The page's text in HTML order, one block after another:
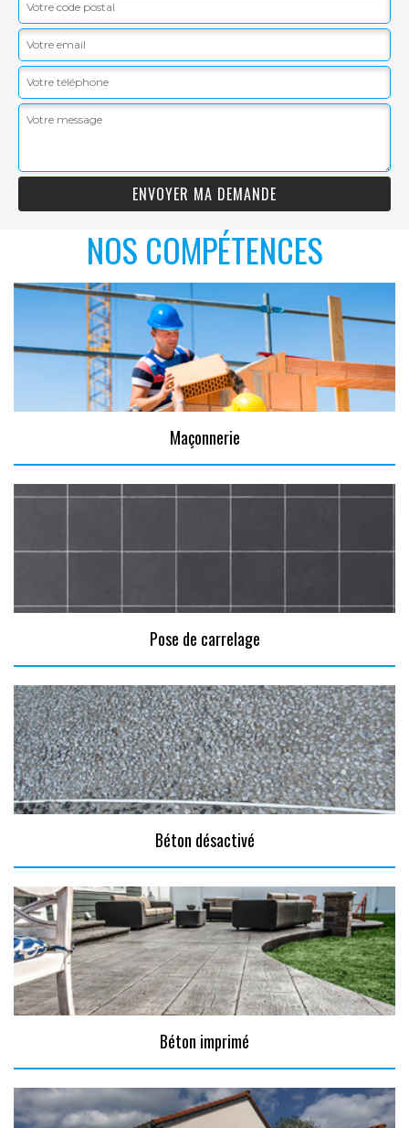
NOS COMPÉTENCES
Maçonnerie
Pose de carrelage
Béton désactivé
Béton imprimé